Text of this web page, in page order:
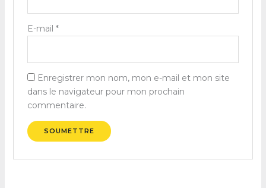
E-mail *
Enregistrer mon nom, mon e-mail et mon site
dans le navigateur pour mon prochain
commentaire.